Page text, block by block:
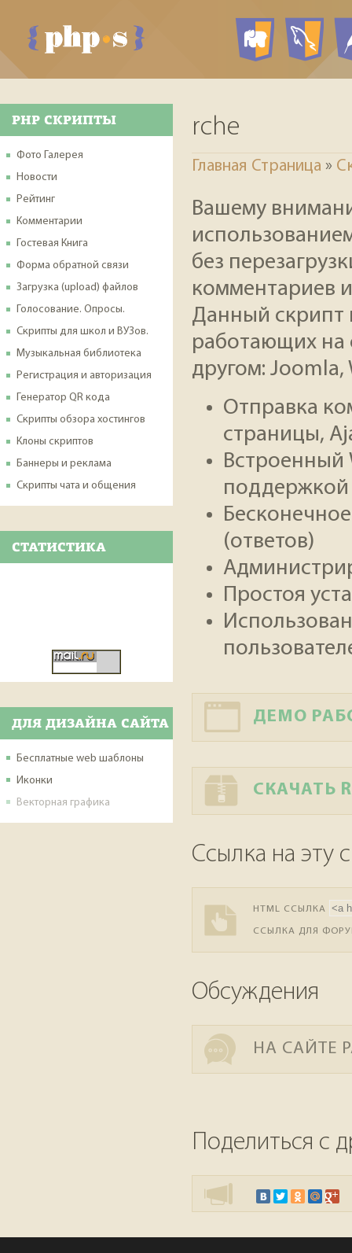
PHP
PHP СКРИПТЫ
Фото Галерея
Новости
Рейтинг
Комментарии
Гостевая Книга
Форма обратной связи
Загрузка (upload) файлов
Голосование. Опросы.
Скрипты для школ и ВУЗов.
Музыкальная библиотека
Регистрация и авторизация
Генератор QR кода
Скрипты обзора хостингов
Клоны скриптов
Баннеры и реклама
Скрипты чата и общения
СТАТИСТИКА
ДЛЯ ДИЗАЙНА САЙТА
Бесплатные web шаблоны
Иконки
Векторная графика
rche
Главная Страница »
Вашему
без
комментариев
Данный скрипт
работающих
другом: Joomla,
Отправка
страницы,
Встроенный
поддержкой
(ответов)
Простоя
ДЕМО
СКАЧАТЬ
Ссылка на эту
HTML ССЫЛКА
ССЫЛКА ДЛЯ
Обсуждения
НА САЙТЕ
Поделиться с